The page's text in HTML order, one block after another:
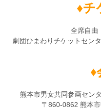
♦チ
全席自
劇団ひまわりチケットセン
♦
熊本市男女共同参画セン
〒860-0862 熊本